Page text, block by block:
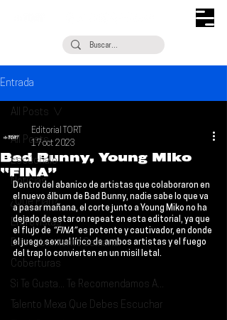
Entrada
All Posts
Escúchalo
Noticias
¿Qué Plan?
Entrevistas
Descubrimiento Semanal
Coberturas
Si Te Gusta... Te Recomendamos A...
Talento Mexa Que Debes Escuchar
All Posts
Bad Bunny, Young Miko
“FINA”
Editorial TORT
17 oct 2023
Dentro del abanico de artistas que colaboraron en
el nuevo álbum de Bad Bunny, nadie sabe lo que va
a pasar mañana, el corte junto a Young Miko no ha
dejado de estar on repeat en esta editorial, ya que
el flujo de “FINA” es potente y cautivador, en donde
el juego sexual lírico de ambos artistas y el fuego
del trap lo convierten en un misil letal.